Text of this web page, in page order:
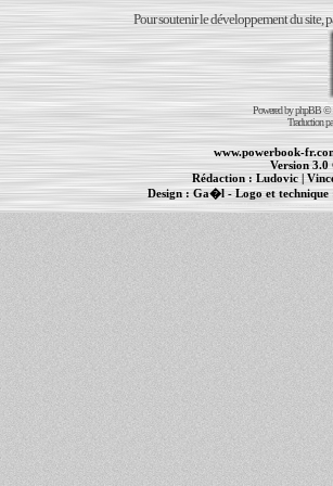
Pour soutenir le développement du site,
Powered byphpBB©
Traduction
www.powerbook-
Version
Rédaction : Ludovic|
Design :Ga�l - Logo et technique
|